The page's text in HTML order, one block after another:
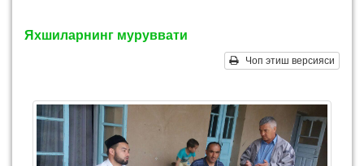
Яхшиларнинг муруввати
Чоп этиш версияси